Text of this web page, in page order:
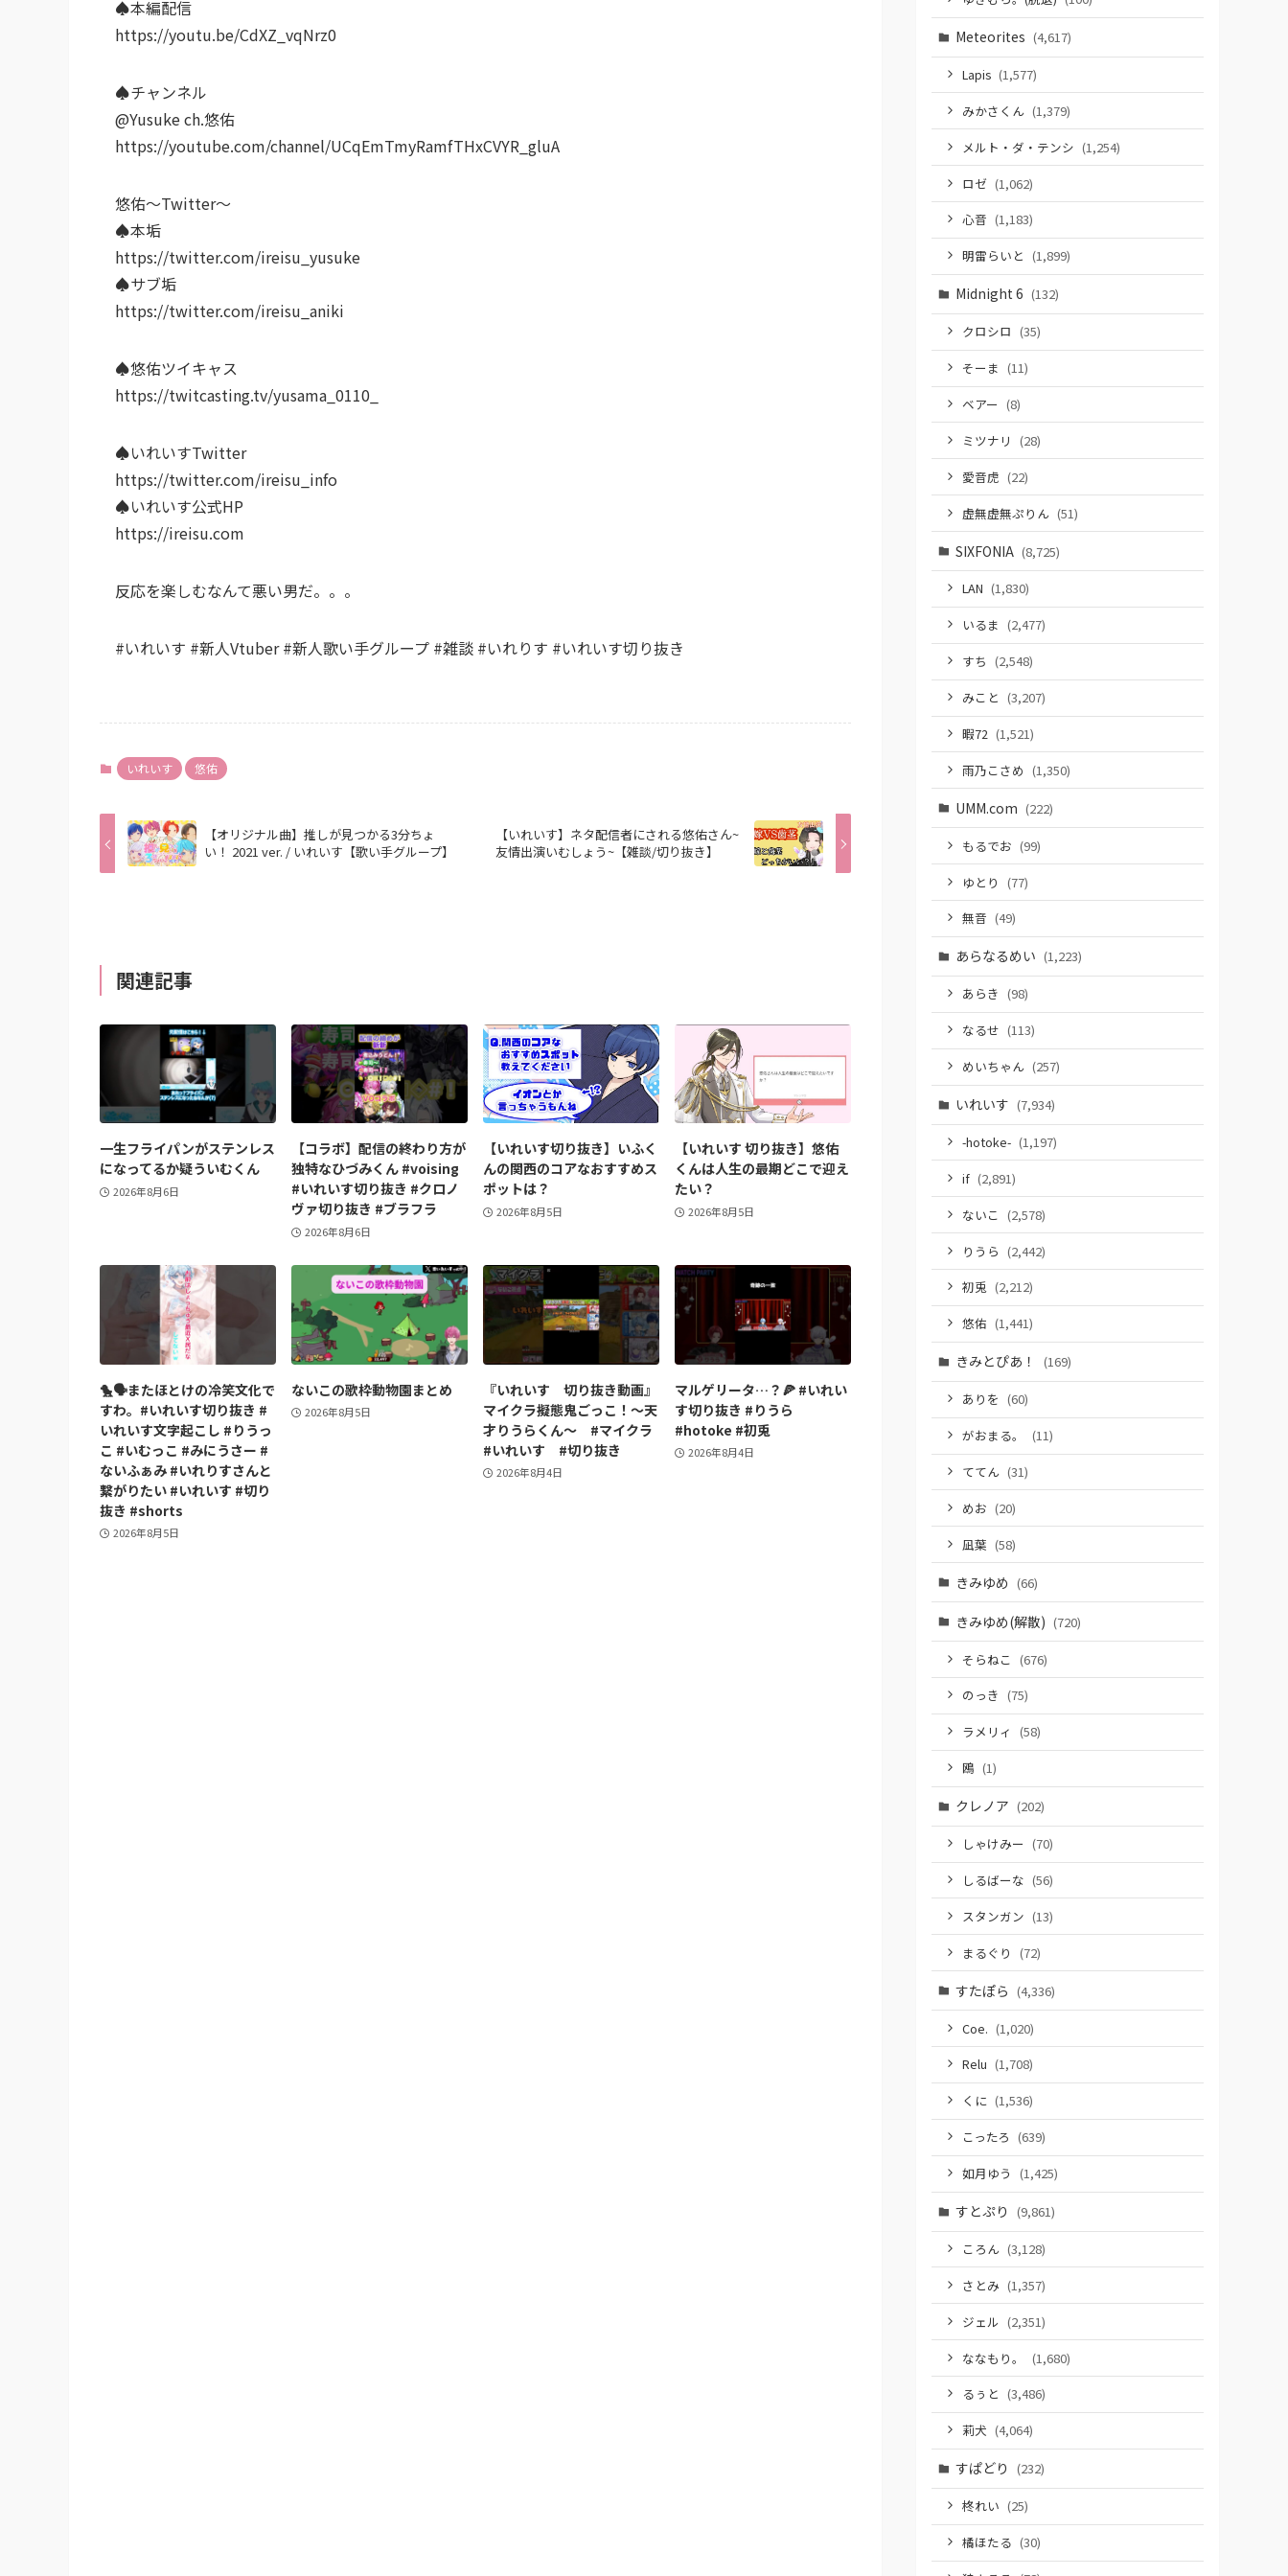
♠︎本編配信
https://youtu.be/CdXZ_vqNrz0
♠︎チャンネル
@Yusuke ch.悠佑
https://youtube.com/channel/UCqEmTmyRamfTHxCVYR_gluA
悠佑〜Twitter〜
♠︎本垢
https://twitter.com/ireisu_yusuke
♠︎サブ垢
https://twitter.com/ireisu_aniki
♠︎悠佑ツイキャス
https://twitcasting.tv/yusama_0110_
♠︎いれいすTwitter
https://twitter.com/ireisu_info
♠︎いれいす公式HP
https://ireisu.com
反応を楽しむなんて悪い男だ。。。
#いれいす #新人Vtuber #新人歌い手グループ #雑談 #いれりす #いれいす切り抜き
いれいす 悠佑
【オリジナル曲】推しが見つかる3分ちょ
い！ 2021 ver. / いれいす【歌い手グループ】
【いれいす】ネタ配信者にされる悠佑さん~
友情出演いむしょう~【雑談/切り抜き】
関連記事
一生フライパンがステンレス
になってるか疑ういむくん
2026年8月6日
【コラボ】配信の終わり方が
独特なひづみくん #voising
#いれいす切り抜き #クロノ
ヴァ切り抜き #ブラフラ
2026年8月6日
【いれいす切り抜き】いふく
んの関西のコアなおすすめス
ポットは？
2026年8月5日
【いれいす 切り抜き】悠佑
くんは人生の最期どこで迎え
たい？
2026年8月5日
🐤🗣️またほとけの冷笑文化で
すわ。#いれいす切り抜き #
いれいす文字起こし #りうっ
こ #いむっこ #みにうさー #
ないふぁみ #いれりすさんと
繋がりたい #いれいす #切り
抜き #shorts
2026年8月5日
ないこの歌枠動物園まとめ
2026年8月5日
『いれいす 切り抜き動画』
マイクラ擬態鬼ごっこ！〜天
才りうらくん〜 #マイクラ
#いれいす #切り抜き
2026年8月4日
マルゲリータ…？🍕 #いれい
す切り抜き #りうら
#hotoke #初兎
2026年8月4日
Meteorites (4,617)
Lapis (1,577)
みかさくん (1,379)
メルト・ダ・テンシ (1,254)
ロゼ (1,062)
心音 (1,183)
明雷らいと (1,899)
Midnight 6 (132)
クロシロ (35)
そーま (11)
ベアー (8)
ミツナリ (28)
愛音虎 (22)
虚無虚無ぷりん (51)
SIXFONIA (8,725)
LAN (1,830)
いるま (2,477)
すち (2,548)
みこと (3,207)
暇72 (1,521)
雨乃こさめ (1,350)
UMM.com (222)
もるでお (99)
ゆとり (77)
無音 (49)
あらなるめい (1,223)
あらき (98)
なるせ (113)
めいちゃん (257)
いれいす (7,934)
-hotoke- (1,197)
if (2,891)
ないこ (2,578)
りうら (2,442)
初兎 (2,212)
悠佑 (1,441)
きみとぴあ！ (169)
ありを (60)
がおまる。
(11)
ててん (31)
めお (20)
凪葉 (58)
きみゆめ (66)
きみゆめ(解散) (720)
そらねこ (676)
のっき (75)
ラメリィ (58)
鴎 (1)
クレノア (202)
しゃけみー (70)
しるばーな (56)
スタンガン (13)
まるぐり (72)
すたぽら (4,336)
Coe. (1,020)
Relu (1,708)
くに (1,536)
こったろ (639)
如月ゆう (1,425)
すとぷり (9,861)
ころん (3,128)
さとみ (1,357)
ジェル (2,351)
ななもり。
(1,680)
るぅと (3,486)
莉犬 (4,064)
すぱどり (232)
柊れい (25)
橘ほたる (30)